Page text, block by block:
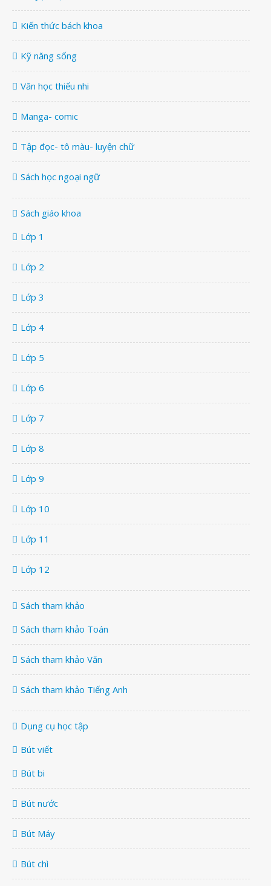
Kiến thức bách khoa
Kỹ năng sống
Văn học thiếu nhi
Manga- comic
Tập đọc- tô màu- luyện chữ
Sách học ngoại ngữ
Sách giáo khoa
Lớp 1
Lớp 2
Lớp 3
Lớp 4
Lớp 5
Lớp 6
Lớp 7
Lớp 8
Lớp 9
Lớp 10
Lớp 11
Lớp 12
Sách tham khảo
Sách tham khảo Toán
Sách tham khảo Văn
Sách tham khảo Tiếng Anh
Dụng cụ học tập
Bút viết
Bút bi
Bút nước
Bút Máy
Bút chì